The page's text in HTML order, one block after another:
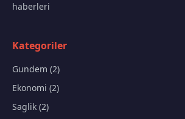
haberleri
Kategoriler
Gundem (2)
Ekonomi (2)
Saglik (2)